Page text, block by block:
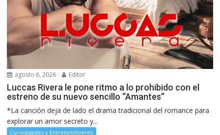
agosto 6, 2026 Editor
Luccas Rivera le pone ritmo a lo prohibido con el
estreno de su nuevo sencillo “Amantes”
*La canción deja de lado el drama tradicional del romance para
explorar un amor secreto y...
Curiosidades y Entretenimiento